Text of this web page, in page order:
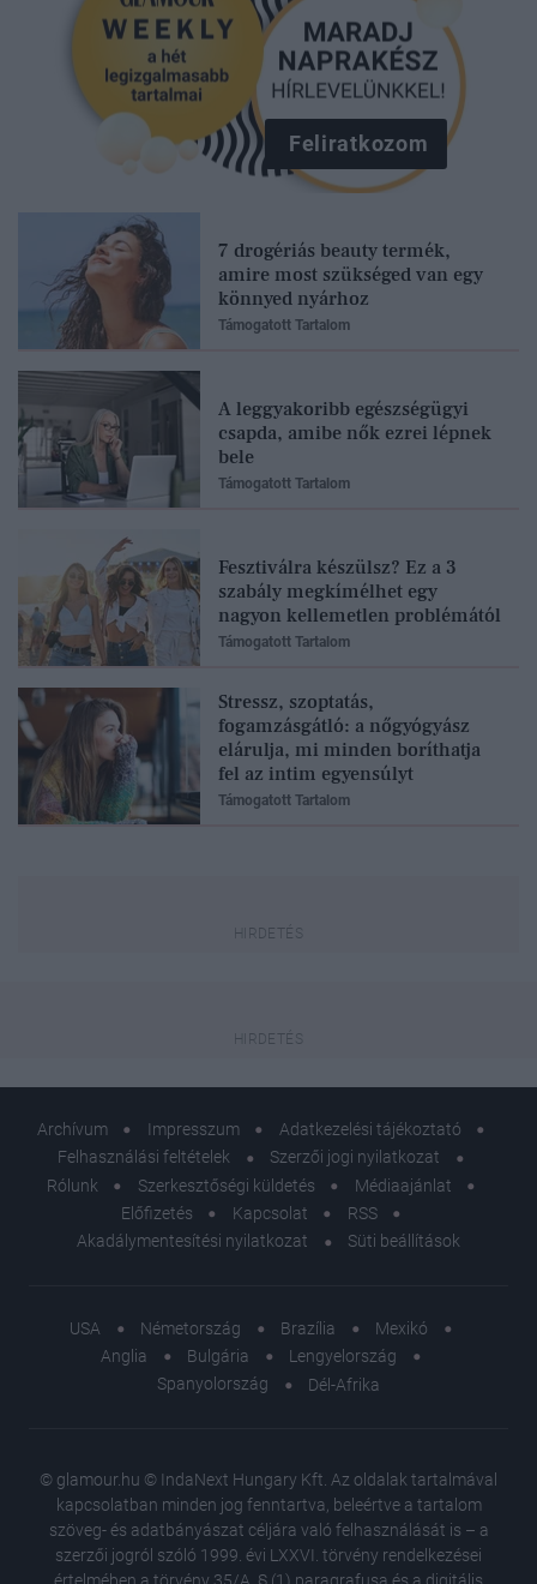
Feliratkozom
7 drogériás beauty termék,
amire most szükséged van egy
könnyed nyárhoz
Támogatott Tartalom
A leggyakoribb egészségügyi
csapda, amibe nők ezrei lépnek
bele
Támogatott Tartalom
Fesztiválra készülsz? Ez a 3
szabály megkímélhet egy
nagyon kellemetlen problémától
Támogatott Tartalom
Stressz, szoptatás,
fogamzásgátló: a nőgyógyász
elárulja, mi minden boríthatja
fel az intim egyensúlyt
Támogatott Tartalom
Archívum Impresszum
Adatkezelési tájékoztató
Felhasználási feltételek
Szerzői jogi nyilatkozat
Rólunk
Szerkesztőségi küldetés
Médiaajánlat
Előfizetés
Kapcsolat
RSS
Akadálymentesítési nyilatkozat
Süti beállítások
USA Németország Brazília
Mexikó
Anglia
Bulgária
Lengyelország
Spanyolország
Dél-Afrika
© glamour.hu © IndaNext Hungary Kft. Az oldalak tartalmával
kapcsolatban minden jog fenntartva, beleértve a tartalom
szöveg- és adatbányászat céljára való felhasználását is – a
szerzői jogról szóló 1999. évi LXXVI. törvény rendelkezései
értelmében a törvény 35/A. § (1) paragrafusa és a digitális